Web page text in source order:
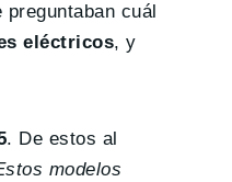
cuál
eléctricos, y
. De estos al
modelos